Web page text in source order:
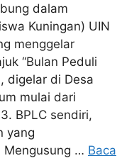
dalam
Kuningan) UIN
menggelar
“Bulan Peduli
digelar di Desa
mulai dari
BPLC sendiri,
yang
Mengusung … Baca